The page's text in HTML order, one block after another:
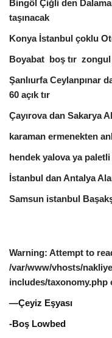
Bingöl Çiğli den
taşınacak
Konya İstanbul çoklu
Boyabat boş tır zongul
Şanlıurfa Ceylanpınar
60 açık tır
Çayırova dan Sakarya
karaman ermenekten
hendek yalova ya
İstanbul dan Antalya
Samsun istanbul
Warning: Attempt to
/var/www/vhosts/
includes/taxonomy.php
—Çeyiz Eşyası
-Boş Lowbed